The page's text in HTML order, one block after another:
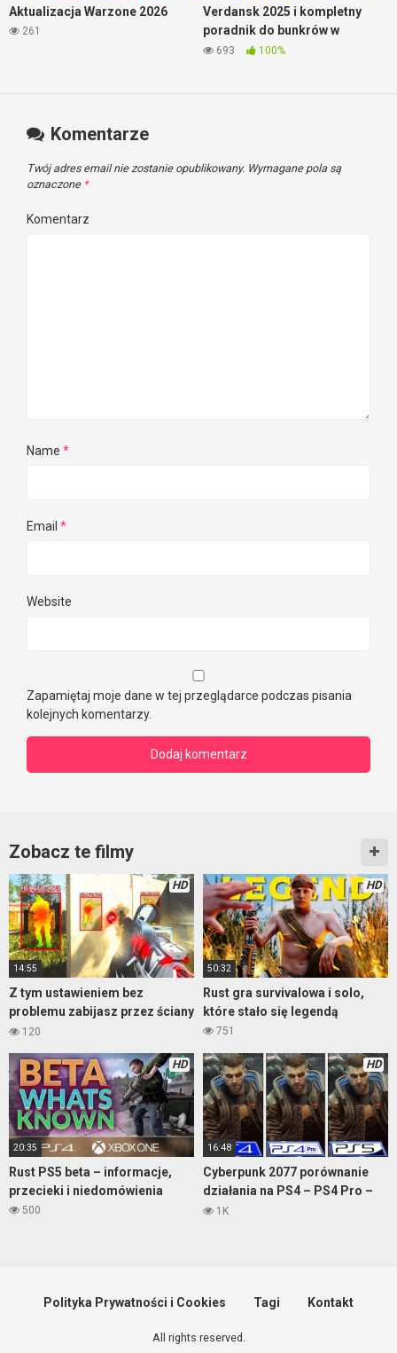
Aktualizacja Warzone 2026
261
Verdansk 2025 i kompletny
poradnik do bunkrów w
Warzone
693 100%
Komentarze
Twój adres email nie zostanie opublikowany. Wymagane pola są
oznaczone *
Komentarz
Name *
Email *
Website
Zapamiętaj moje dane w tej przeglądarce podczas pisania
kolejnych komentarzy.
Zobacz te filmy
HD
14:55
Z tym ustawieniem bez
problemu zabijasz przez ściany
120
HD
50:32
Rust gra survivalowa i solo,
które stało się legendą
751
HD
20:35
Rust PS5 beta – informacje,
przecieki i niedomówienia
500
HD
16:48
Cyberpunk 2077 porównanie
działania na PS4 – PS4 Pro –
PS5
1K
Polityka Prywatności i Cookies Tagi Kontakt
All rights reserved.